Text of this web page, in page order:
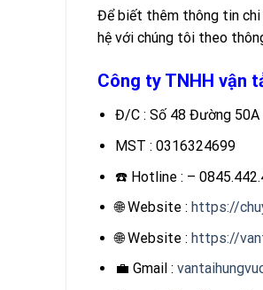
Để biết thêm thông tin chi
hệ với chúng tôi theo
Công ty TNHH vận
Đ/C : Số 48 Đường 50A
MST : 0316324699
☎️ Hotline : –
🌐 Website : https://
🌐 Website :https://
💼 Gmail :